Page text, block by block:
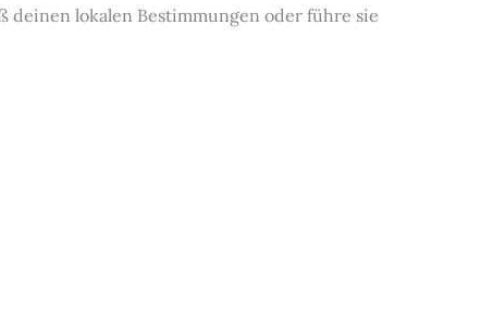
deinen lokalen Bestimmungen oder führe sie